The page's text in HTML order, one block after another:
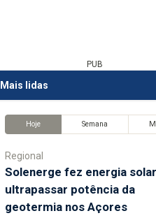
PUB
Mais lidas
Hoje Semana
Regional
Solenerge fez energia solar
ultrapassar potência da
geotermia nos Açores